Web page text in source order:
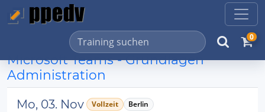
0
Microsoft Teams - Grundlagen
Administration
Mo, 03. Nov Vollzeit Berlin